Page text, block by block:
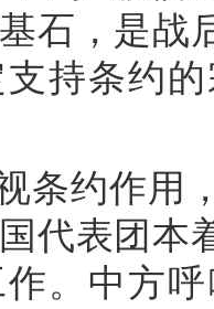
石，是战
持条约
条约作用
代表团本
。中方